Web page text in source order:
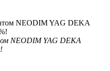
NEODIM YAG DEKA